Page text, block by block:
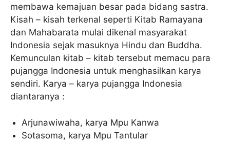
membawa kemajuan besar pada bidang sastra.
Kisah – kisah terkenal seperti Kitab Ramayana
dan Mahabarata mulai dikenal masyarakat
Indonesia sejak masuknya Hindu dan Buddha.
Kemunculan kitab – kitab tersebut memacu para
pujangga Indonesia untuk menghasilkan karya
sendiri. Karya – karya pujangga Indonesia
diantaranya :
Arjunawiwaha, karya Mpu Kanwa
Sotasoma, karya Mpu Tantular